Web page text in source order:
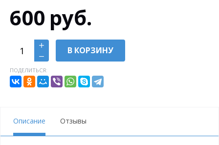
600 руб.
В КОРЗИНУ
ПОДЕЛИТЬСЯ:
Описание Отзывы